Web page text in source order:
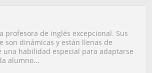
profesora de inglés excepcional. Sus
son dinámicas y están llenas de
una habilidad especial para adaptarse
alumno...